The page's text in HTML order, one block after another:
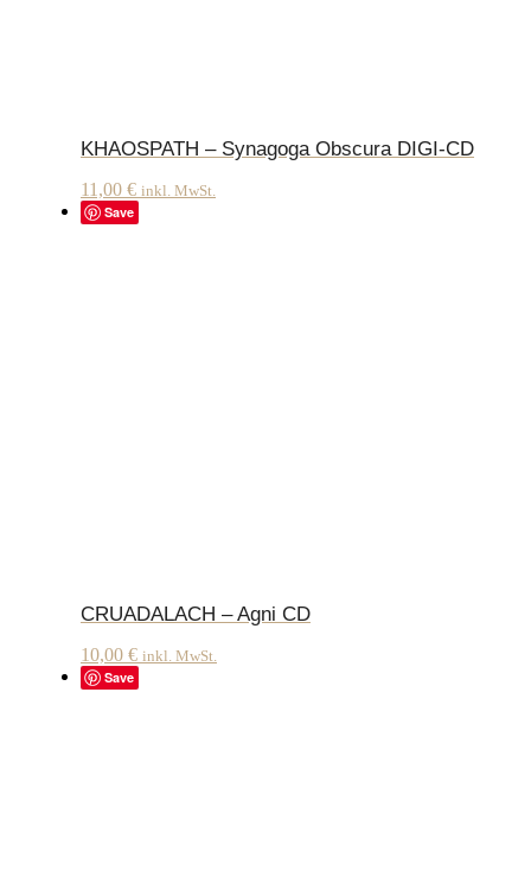
KHAOSPATH – Synagoga Obscura DIGI-CD
11,00 € inkl. MwSt.
Save
CRUADALACH – Agni CD
10,00 € inkl. MwSt.
Save